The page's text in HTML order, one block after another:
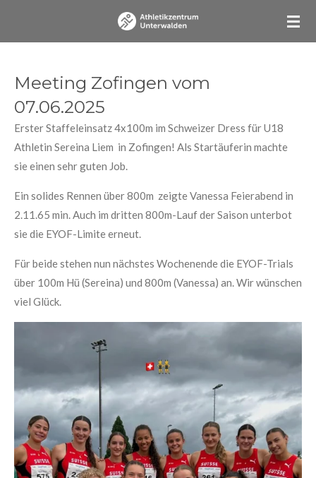
Meeting Zofingen vom
07.06.2025
Erster Staffeleinsatz 4x100m im Schweizer Dress für U18
Athletin Sereina Liem in Zofingen! Als Startäuferin machte
sie einen sehr guten Job.
Ein solides Rennen über 800m zeigte Vanessa Feierabend in
2.11.65 min. Auch im dritten 800m-Lauf der Saison unterbot
sie die EYOF-Limite erneut.
Für beide stehen nun nächstes Wochenende die EYOF-Trials
über 100m Hü (Sereina) und 800m (Vanessa) an. Wir wünschen
viel Glück.